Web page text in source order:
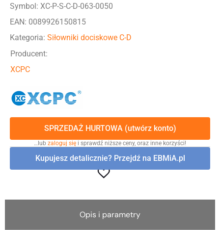
Symbol: XC-P-S-C-D-063-0050
EAN: 0089926150815
Kategoria: Siłowniki dociskowe C-D
Producent:
XCPC
SPRZEDAŻ HURTOWA (utwórz konto)
…lub zaloguj się i sprawdź niższe ceny, oraz inne korzyści!
Kupujesz detalicznie? Przejdź na EBMiA.pl
Opis i parametry